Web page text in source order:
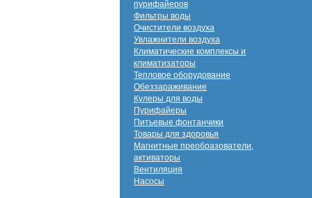
пурифайеров
Фильтры воды
Очистители воздуха
Увлажнители воздуха
Климатические комплексы и
климатизаторы
Тепловое оборудование
Обеззараживание
Кулеры для воды
Пурифайеры
Питьевые фонтанчики
Товары для здоровья
Магнитные преобразователи,
активаторы
Вентиляция
Насосы